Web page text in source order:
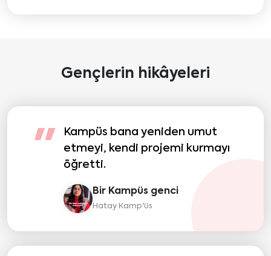
Gençlerin hikâyeleri
"
Kampüs bana yeniden umut
etmeyi, kendi projemi kurmayı
öğretti.
Bir Kampüs genci
Hatay Kamp'üs